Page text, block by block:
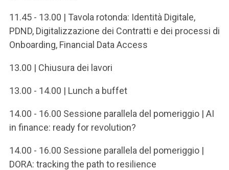
11.45 - 13.00 | Tavola rotonda: Identità Digitale,
PDND, Digitalizzazione dei Contratti e dei processi di
Onboarding, Financial Data Access
13.00 | Chiusura dei lavori
13.00 - 14.00 | Lunch a buffet
14.00 - 16.00 Sessione parallela del pomeriggio | AI
in finance: ready for revolution?
14.00 - 16.00 Sessione parallela del pomeriggio |
DORA: tracking the path to resilience